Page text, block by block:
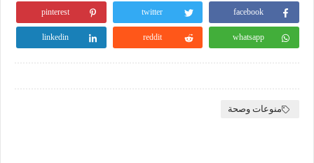
facebook
twitter
pinterest
whatsapp
reddit
linkedin
منوعات وصحة